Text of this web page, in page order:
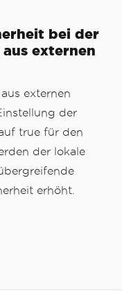
bei der
externen
externen
der
true für den
der lokale
erhöht.